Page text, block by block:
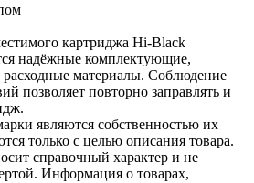
картриджа Hi-Black
надёжные комплектующие,
расходные материалы. Соблюдение
позволяет повторно заправлять и
являются собственностью их
только с целью описания товара.
справочный характер и не
Информация о товарах,